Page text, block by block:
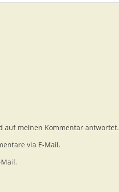
auf meinen Kommentar antwortet.
via E-Mail.